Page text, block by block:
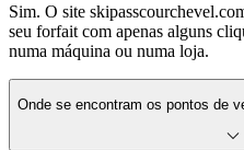
Sim. O site
seu forfait com apenas alguns
numa máquina ou numa loja.
Onde se encontram os pontos de